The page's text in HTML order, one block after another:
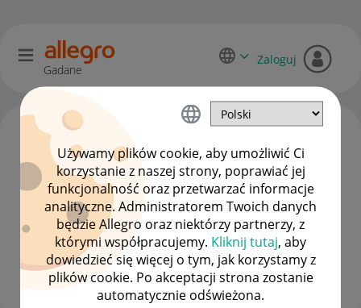
Używamy plików cookie, aby umożliwić Ci
korzystanie z naszej strony, poprawiać jej
funkcjonalność oraz przetwarzać informacje
analityczne. Administratorem Twoich danych
będzie Allegro oraz niektórzy partnerzy, z
którymi współpracujemy. Kliknij tutaj, aby
dowiedzieć się więcej o tym, jak korzystamy z
plików cookie. Po akceptacji strona zostanie
automatycznie odświeżona.
Gadane
Zaloguj
specDrift
#1 Nowicjusz